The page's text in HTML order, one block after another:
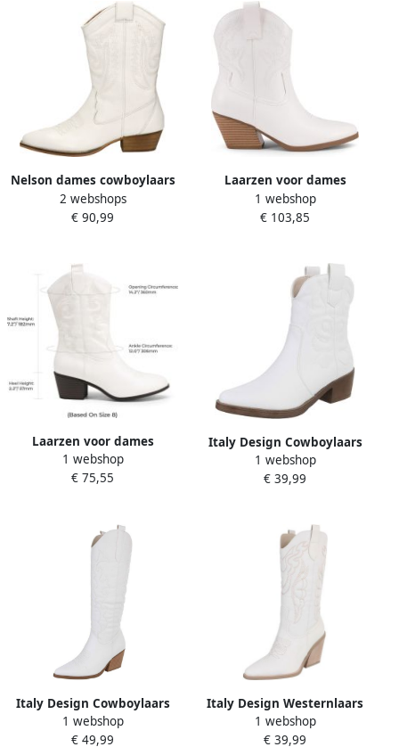
Nelson dames cowboylaars
Wit
2 webshops
€ 90,99
Laarzen voor dames
cowboylaarzen geborduurd
gestikt korte
enkellaarsjes
1 webshop
€ 103,85
Laarzen voor dames
halfhoge cowgirllaarzen
met borduurwerk ronde
Cowboylaarzen voor dames
halve kuit ronde neus hak
modieus comfortabel
1 webshop
€ 75,55
Italy Design Cowboylaars
Blokhak en stikseldetails
Dames
1 webshop
€ 39,99
Italy Design Cowboylaars
hoge schacht dames
1 webshop
€ 49,99
Italy Design Westernlaars
Borduursel en hak Dames
1 webshop
€ 39,99